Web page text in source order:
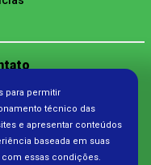
de Privacidade
para permitir
técnico das
e apresentar conteúdos
baseada em suas
essas condições.